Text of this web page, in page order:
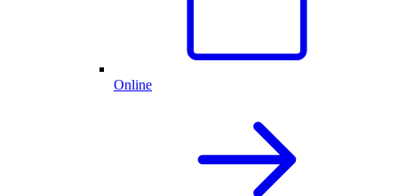
Online